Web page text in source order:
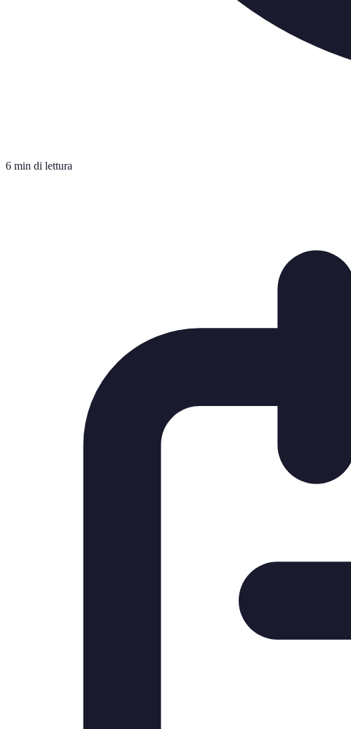
6 min di lettura